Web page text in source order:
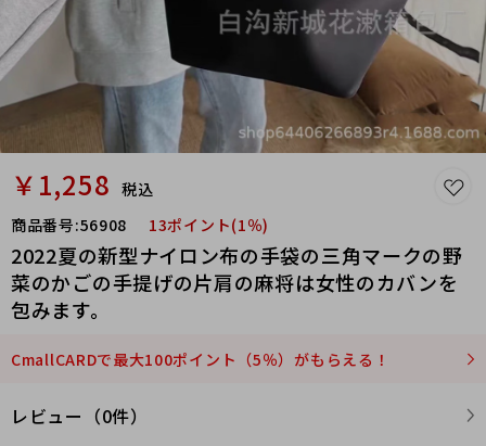
￥1,258 税込
商品番号:56908 13ポイント(1％)
2022夏の新型ナイロン布の手袋の三角マークの野
菜のかごの手提げの片肩の麻将は女性のカバンを
包みます。
CmallCARDで最大100ポイント（5％）がもらえる！
レビュー（0件）